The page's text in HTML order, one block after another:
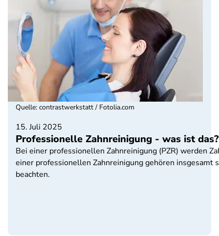
15. Juli 2025
Professionelle Zahnreinigung - was ist das?
Bei einer professionellen Zahnreinigung (PZR) werden
einer professionellen Zahnreinigung gehören
beachten.
Quelle: contrastwerkstatt / Fotolia.com